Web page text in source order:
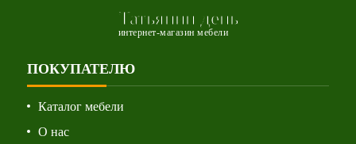
Татьянин день
интернет-магазин мебели
ПОКУПАТЕЛЮ
Каталог мебели
О нас